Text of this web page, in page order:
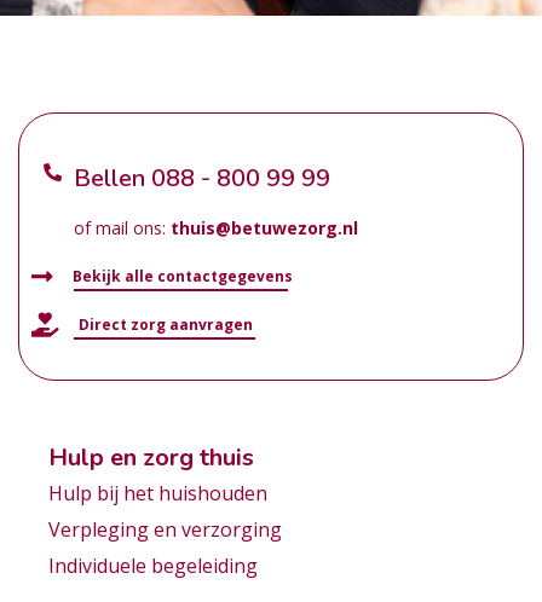
Bellen 088 - 800 99 99
of mail ons: thuis@betuwezorg.nl
Bekijk alle contactgegevens
Direct zorg aanvragen
Hulp en zorg thuis
Hulp bij het huishouden
Verpleging en verzorging
Individuele begeleiding